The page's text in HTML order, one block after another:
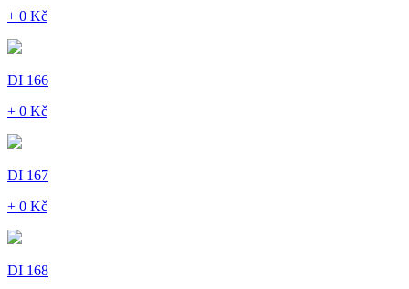
+ 0 Kč
DI 166
+ 0 Kč
DI 167
+ 0 Kč
DI 168